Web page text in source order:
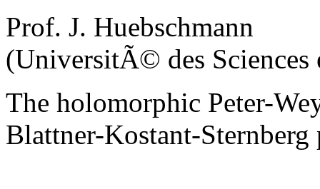
Prof. J. Huebschmann
(UniversitÃ© des
The holomorphic Peter-
Blattner-Kostant-Sternberg